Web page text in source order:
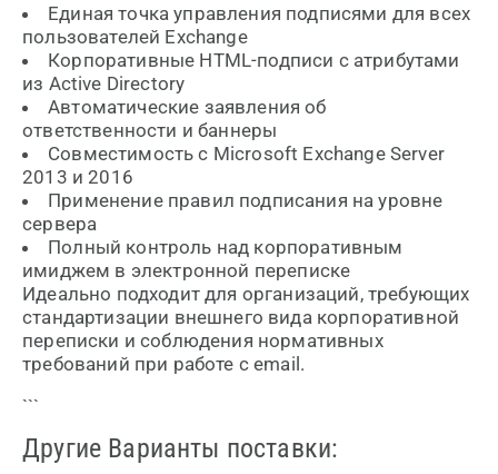
Единая точка управления подписями для всех
пользователей Exchange
Корпоративные HTML-подписи с атрибутами
из Active Directory
Автоматические заявления об
ответственности и баннеры
Совместимость с Microsoft Exchange Server
2013 и 2016
Применение правил подписания на уровне
сервера
Полный контроль над корпоративным
имиджем в электронной переписке
Идеально подходит для организаций, требующих
стандартизации внешнего вида корпоративной
переписки и соблюдения нормативных
требований при работе с email.
```
Другие Варианты поставки: